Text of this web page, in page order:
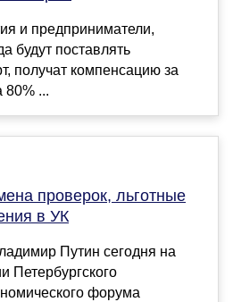
и предприниматели,
будут поставлять
получат компенсацию за
80% ...
проверок, льготные
в УК
Путин сегодня на
Петербургского
форума